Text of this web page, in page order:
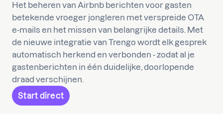
Het beheren van Airbnb berichten voor gasten
betekende vroeger jongleren met verspreide OTA
e-mails en het missen van belangrijke details. Met
de nieuwe integratie van Trengo wordt elk gesprek
automatisch herkend en verbonden - zodat al je
gastenberichten in één duidelijke, doorlopende
draad verschijnen.
Start direct